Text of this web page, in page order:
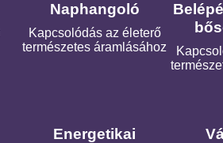
Naphangoló
Kapcsolódás az életerő
természetes áramlásához
Energetikai